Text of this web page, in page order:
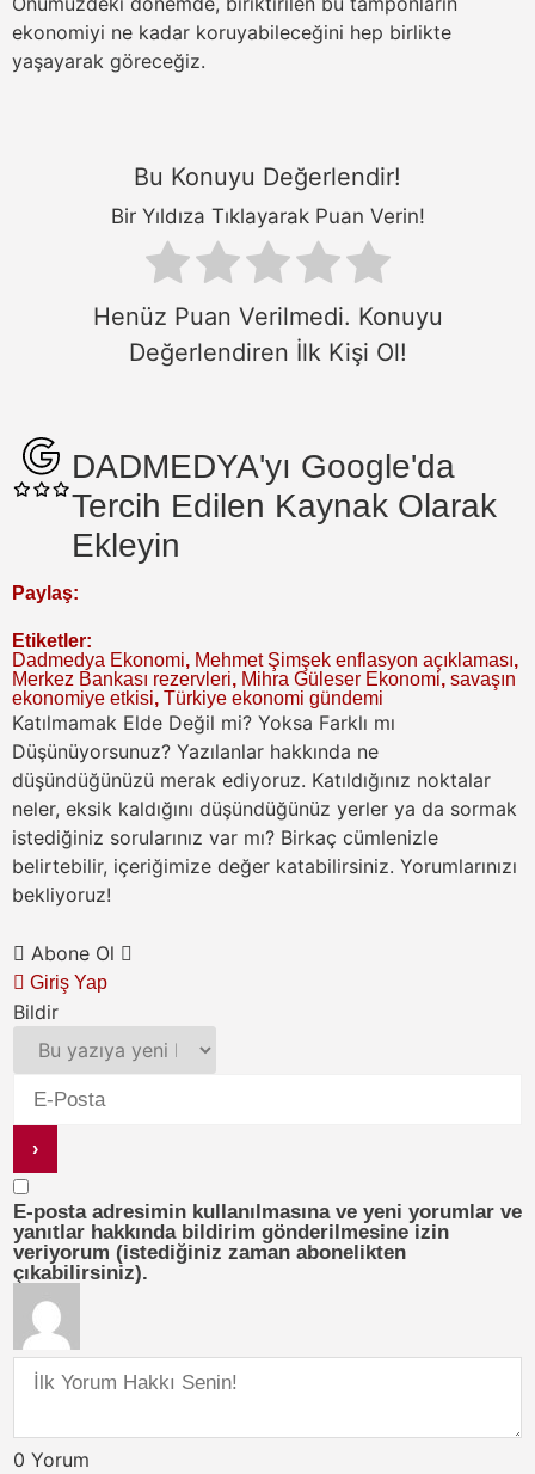
ekonomiyi ne kadar koruyabileceğini hep birlikte
yaşayarak göreceğiz.
Bu Konuyu Değerlendir!
Bir Yıldıza Tıklayarak Puan Verin!
Henüz Puan Verilmedi. Konuyu
Değerlendiren İlk Kişi Ol!
DADMEDYA'yı Google'da
Tercih Edilen Kaynak Olarak
Ekleyin
Paylaş:
Etiketler:
Dadmedya Ekonomi, Mehmet Şimşek enflasyon açıklaması,
Merkez Bankası rezervleri, Mihra Güleser Ekonomi, savaşın
ekonomiye etkisi, Türkiye ekonomi gündemi
Katılmamak Elde Değil mi? Yoksa Farklı mı
Düşünüyorsunuz? Yazılanlar hakkında ne
düşündüğünüzü merak ediyoruz. Katıldığınız noktalar
neler, eksik kaldığını düşündüğünüz yerler ya da sormak
istediğiniz sorularınız var mı? Birkaç cümlenizle
belirtebilir, içeriğimize değer katabilirsiniz. Yorumlarınızı
bekliyoruz!
Abone Ol
Giriş Yap
Bildir
E-posta adresimin kullanılmasına ve yeni yorumlar ve
yanıtlar hakkında bildirim gönderilmesine izin
veriyorum (istediğiniz zaman abonelikten
çıkabilirsiniz).
0 Yorum